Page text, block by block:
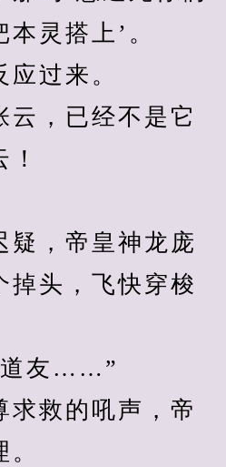
灵搭上’。
过来。
，已经不是它
，帝皇神龙庞
掉头，飞快穿梭
友……”
救的吼声，帝